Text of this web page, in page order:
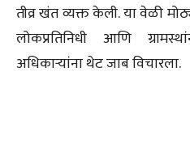
तीव्र खंत व्यक्त केली. या वेळी
लोकप्रतिनिधी आणि
अधिकाऱ्यांना थेट जाब विचारला.